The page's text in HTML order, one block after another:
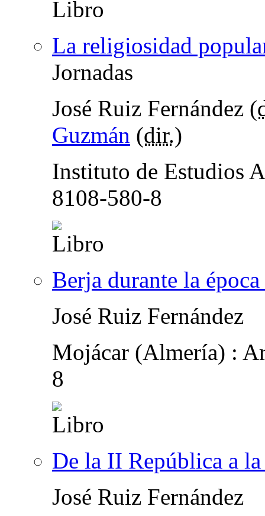
La religiosidad
Jornadas
José Ruiz Fernández (
Guzmán (dir.)
Instituto de Estudios
8108-580-8
Berja durante la
José Ruiz Fernández
Mojácar (Almería) :
8
De la II República a
José Ruiz Fernández